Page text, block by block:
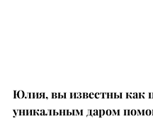
Юлия, вы известны как
уникальным даром